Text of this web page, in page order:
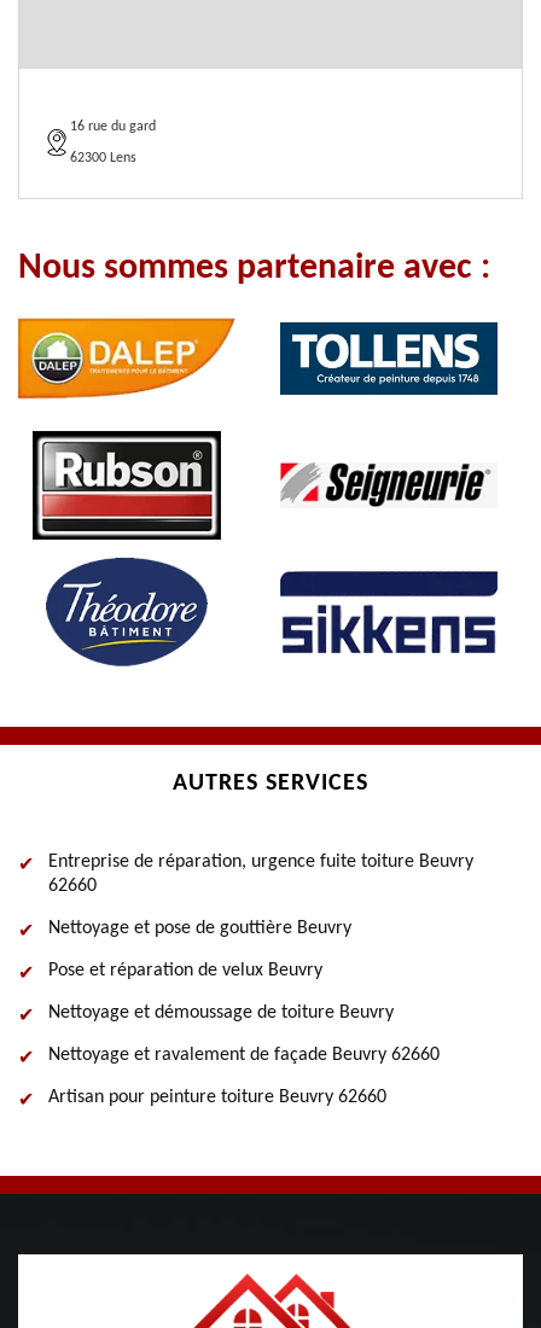
16 rue du gard
62300 Lens
Nous sommes partenaire avec :
AUTRES SERVICES
Entreprise de réparation, urgence fuite toiture Beuvry
62660
Nettoyage et pose de gouttière Beuvry
Pose et réparation de velux Beuvry
Nettoyage et démoussage de toiture Beuvry
Nettoyage et ravalement de façade Beuvry 62660
Artisan pour peinture toiture Beuvry 62660